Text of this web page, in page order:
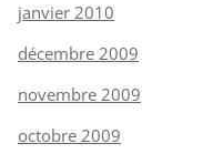
janvier 2010
décembre 2009
novembre 2009
octobre 2009